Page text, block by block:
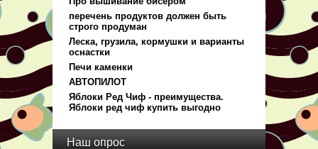
перечень продуктов должен быть
строго продуман
Леска, грузила, кормушки и варианты
оснастки
Печи каменки
АВТОПИЛОТ
Яблоки Ред Чиф - преимущества.
Яблоки ред чиф купить выгодно
Наш опрос